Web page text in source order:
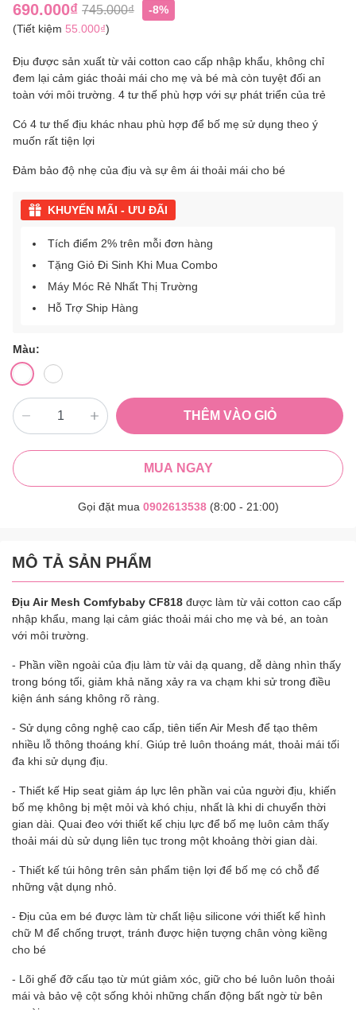
690.000₫ 745.000₫
-8%
(Tiết kiệm 55.000₫)
Địu được sản xuất từ vải cotton cao cấp nhập khẩu, không chỉ
đem lại cảm giác thoải mái cho mẹ và bé mà còn tuyệt đối an
toàn với môi trường. 4 tư thế phù hợp với sự phát triển của trẻ
Có 4 tư thế địu khác nhau phù hợp để bố mẹ sử dụng theo ý
muốn rất tiện lợi
Đảm bảo độ nhẹ của địu và sự êm ái thoải mái cho bé
KHUYẾN MÃI - ƯU ĐÃI
Tích điểm 2% trên mỗi đơn hàng
Tặng Giỏ Đi Sinh Khi Mua Combo
Máy Móc Rẻ Nhất Thị Trường
Hỗ Trợ Ship Hàng
Màu:
THÊM VÀO GIỎ
MUA NGAY
Gọi đặt mua 0902613538(8:00 - 21:00)
MÔ TẢ SẢN PHẨM
Địu Air Mesh Comfybaby CF818 được làm từ vải cotton cao cấp
nhập khẩu, mang lại cảm giác thoải mái cho mẹ và bé, an toàn
với môi trường.
- Phần viền ngoài của địu làm từ vải dạ quang, dễ dàng nhìn thấy
trong bóng tối, giảm khả năng xảy ra va chạm khi sử trong điều
kiện ánh sáng không rõ ràng.
- Sử dụng công nghệ cao cấp, tiên tiến Air Mesh để tạo thêm
nhiều lỗ thông thoáng khí. Giúp trẻ luôn thoáng mát, thoải mái tối
đa khi sử dụng địu.
- Thiết kế Hip seat giảm áp lực lên phần vai của người địu, khiến
bố mẹ không bị mệt mỏi và khó chịu, nhất là khi di chuyển thời
gian dài. Quai đeo với thiết kế chịu lực để bố mẹ luôn cảm thấy
thoải mái dù sử dụng liên tục trong một khoảng thời gian dài.
- Thiết kế túi hông trên sản phẩm tiện lợi để bố mẹ có chỗ để
những vật dụng nhỏ.
- Địu của em bé được làm từ chất liệu silicone với thiết kế hình
chữ M để chống trượt, tránh được hiện tượng chân vòng kiềng
cho bé
- Lõi ghế đỡ cấu tạo từ mút giảm xóc, giữ cho bé luôn luôn thoải
mái và bảo vệ cột sống khỏi những chấn động bất ngờ từ bên